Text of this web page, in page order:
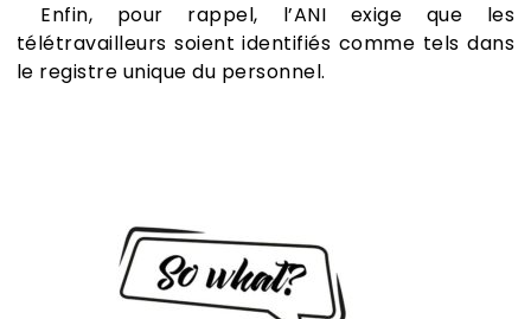
Enfin, pour rappel, l’ANI exige que les
télétravailleurs soient identifiés comme tels dans
le registre unique du personnel.